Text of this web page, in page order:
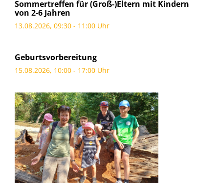
Sommertreffen für (Groß-)Eltern mit Kindern
von 2-6 Jahren
13.08.2026, 09:30 - 11:00 Uhr
Geburtsvorbereitung
15.08.2026, 10:00 - 17:00 Uhr